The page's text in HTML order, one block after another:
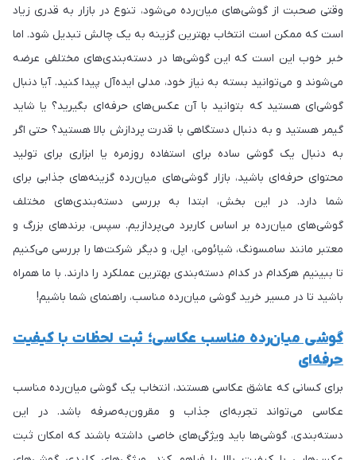
وقتی صحبت از گوشی‌های میان‌رده می‌شود، تنوع در بازار به قدری زیاد
است که ممکن است انتخاب بهترین گزینه به یک چالش تبدیل شود. اما
خبر خوب این است که این گوشی‌ها در دسته‌بندی‌های مختلفی عرضه
می‌شوند و می‌توانید بسته به نیاز خود، مدلی ایده‌آل پیدا کنید. آیا دنبال
گوشی‌ای هستید که بتوانید با آن عکس‌های حرفه‌ای بگیرید؟ یا شاید
گیمر هستید و به دنبال دستگاهی با قدرت پردازش بالا هستید؟ حتی اگر
به دنبال یک گوشی ساده برای استفاده روزمره یا ابزاری برای تولید
محتوای حرفه‌ای باشید، بازار گوشی‌های میان‌رده گزینه‌های جذابی برای
شما دارد. در این بخش، ابتدا به بررسی دسته‌بندی‌های مختلف
گوشی‌های میان‌رده بر اساس کاربرد می‌پردازیم. سپس، برندهای بزرگ و
معتبر مانند سامسونگ، شیائومی، اپل، و دیگر شرکت‌ها را بررسی می‌کنیم
تا ببینیم هرکدام در کدام دسته‌بندی بهترین عملکرد را دارند. با ما همراه
باشید تا در مسیر خرید گوشی میان‌رده مناسب، راهنمای شما باشیم!
گوشی میان‌رده مناسب عکاسی؛ ثبت لحظات با کیفیت
حرفه‌ای
برای کسانی که عاشق عکاسی هستند، انتخاب یک گوشی میان‌رده مناسب
عکاسی می‌تواند تجربه‌ای جذاب و مقرون‌به‌صرفه باشد. در این
دسته‌بندی، گوشی‌ها باید ویژگی‌های خاصی داشته باشند که امکان ثبت